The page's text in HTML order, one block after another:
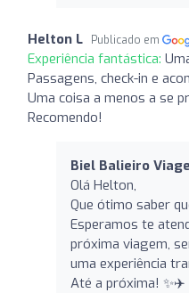
Helton L Publicado em
Experiência fantástica:
Passagens, check-in e
Uma coisa a menos a se
Recomendo!
Biel Balieiro
Olá Helton,
Que ótimo saber
Esperamos te
próxima viagem,
uma experiência
Até a próxima! ✨✈️